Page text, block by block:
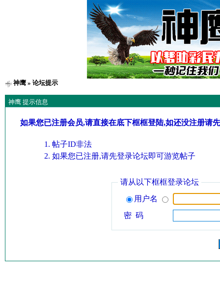
神鹰» 论坛提示
神鹰 提示信息
如果您已注册会员,请直接在底下框框登陆,如还没注册请
帖子ID非法
如果您已注册,请先登录论坛即可游览帖子
请从以下框框登录论坛
用户名
密 码